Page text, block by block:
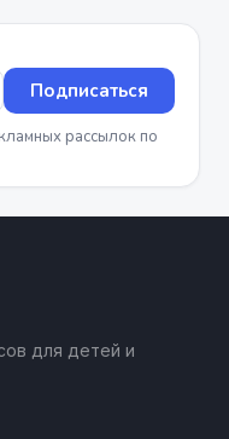
Подписаться
рассылок по
для детей и